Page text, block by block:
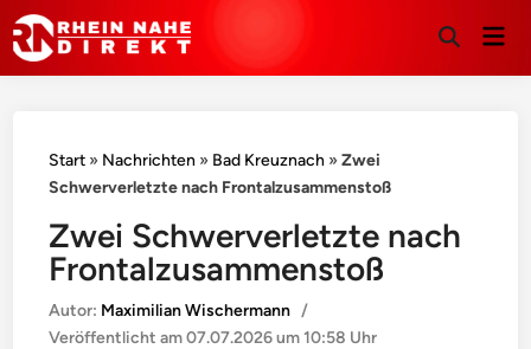
Suche
Start » Nachrichten » Bad Kreuznach »Zwei
Schwerverletzte nach Frontalzusammenstoß
Zwei Schwerverletzte nach
Frontalzusammenstoß
Autor: Maximilian Wischermann /
Veröffentlicht am07.07.2026 um 10:58 Uhr